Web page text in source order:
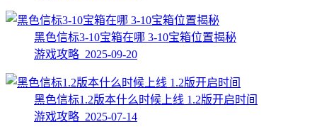
黑色信标3-10宝箱在哪 3-10宝箱位置揭秘
游戏攻略 2025-09-20
黑色信标1.2版本什么时候上线 1.2版开启时间
游戏攻略 2025-07-14